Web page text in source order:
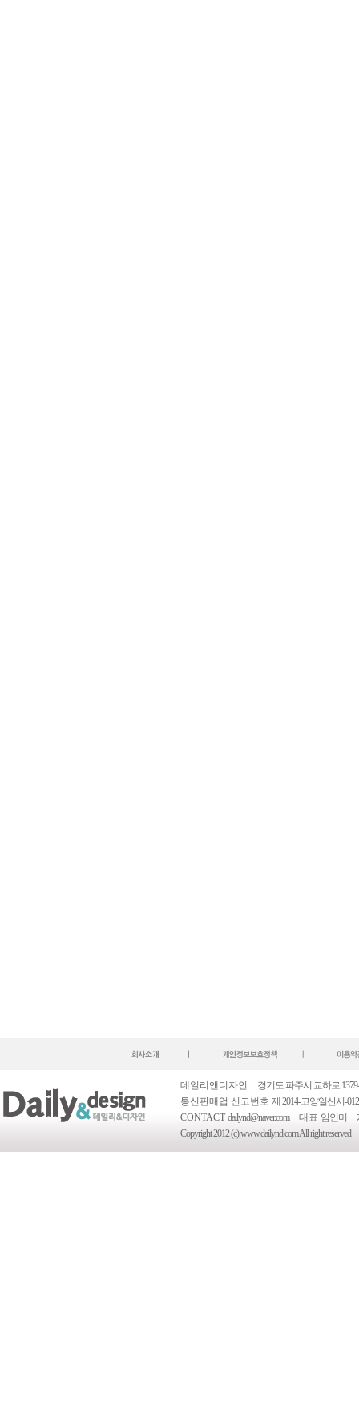
데일리앤디자인
경기도 파주시 교하로
통신판매업 신고번호 제 2014-고양일산서-
CONTACT dailynd@naver.com 대표 임인미
Copyright 2012 (c) www.dailynd.com All right reserved